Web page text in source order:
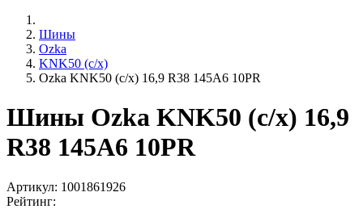
Шины
Ozka
KNK50 (с/х)
Ozka KNK50 (с/х) 16,9 R38 145A6 10PR
Шины Ozka KNK50 (с/х) 16,9
R38 145A6 10PR
Артикул: 1001861926
Рейтинг: